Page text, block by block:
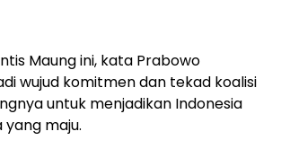
Maung ini, kata Prabowo
wujud komitmen dan tekad koalisi
untuk menjadikan Indonesia
maju.